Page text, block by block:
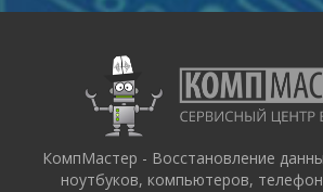
КомпМастер - Восстановление
ноутбуков, компьютеров,